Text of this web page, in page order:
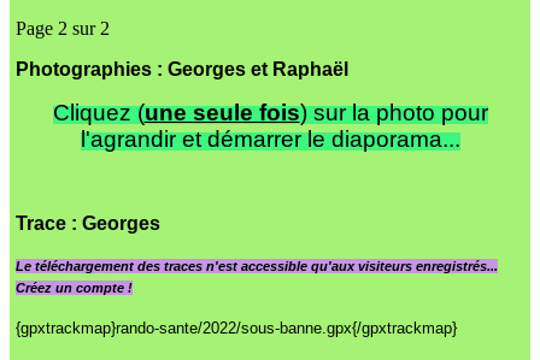
Page 2 sur 2
Photographies : Georges et Raphaël
Cliquez (une seule fois) sur la photo pour
l'agrandir et démarrer le diaporama...
Trace : Georges
Le téléchargement des traces n'est accessible qu'aux visiteurs enregistrés...
Créez un compte !
{gpxtrackmap}rando-sante/2022/sous-banne.gpx{/gpxtrackmap}